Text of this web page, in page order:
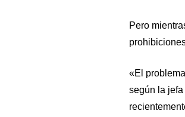
Pero
«El
según la